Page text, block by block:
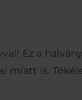
Ez a
is.